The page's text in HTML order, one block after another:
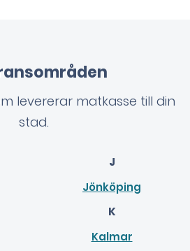
levererar matkasse till din
stad.
J
Jönköping
K
Kalmar